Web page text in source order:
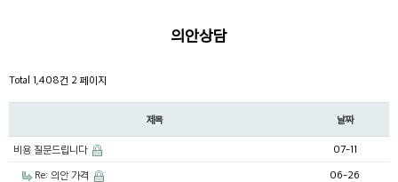
의안상담
Total 1,408건 2 페이지
제목 날짜
비용 질문드립니다 07-11
Re: 의안 가격 06-26